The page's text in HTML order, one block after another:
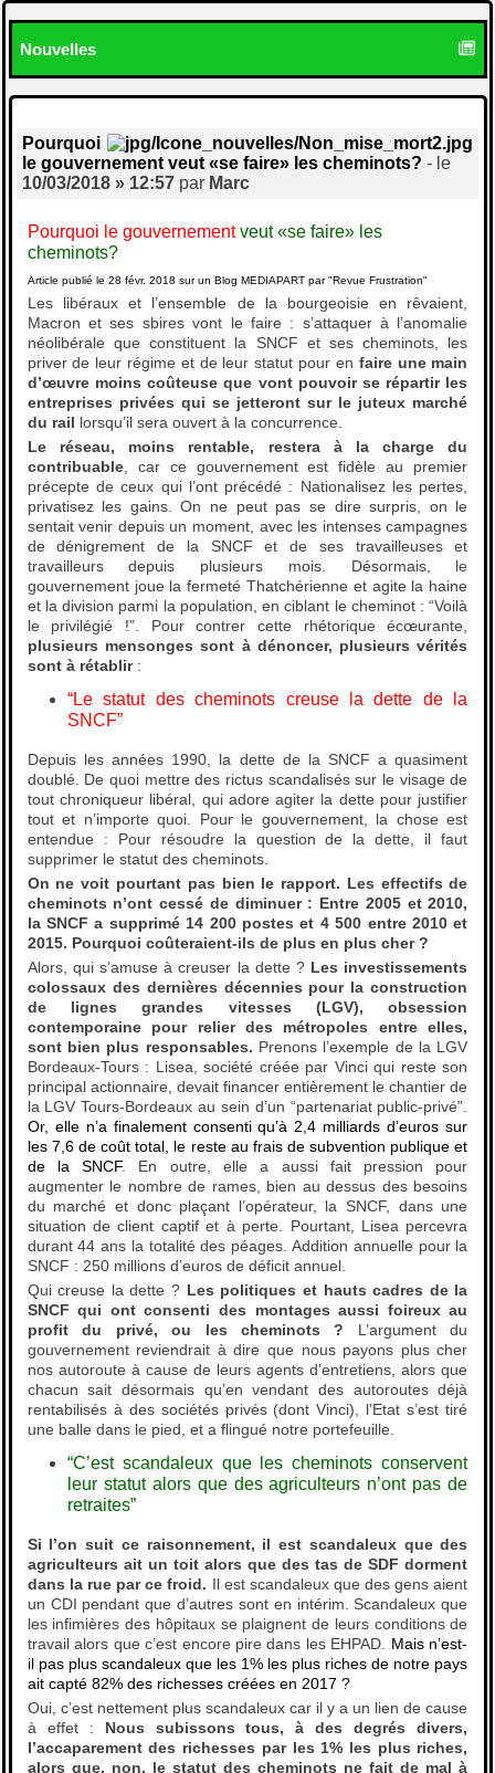
Nouvelles
Pourquoi
le gouvernement veut «se faire» les cheminots? - le
10/03/2018 » 12:57par Marc
Pourquoi le gouvernementveut «se faire» les
cheminots?
Article publié le 28 févr. 2018 sur un Blog MEDIAPART par "Revue Frustration"
Les libéraux et l’ensemble de la bourgeoisie en rêvaient,
Macron et ses sbires vont le faire : s’attaquer à l’anomalie
néolibérale que constituent la SNCF et ses cheminots, les
priver de leur régime et de leur statut pour en faire une main
d’œuvre moins coûteuse que vont pouvoir se répartir les
entreprises privées qui se jetteront sur le juteux marché
du rail lorsqu’il sera ouvert à la concurrence.
Le réseau, moins rentable, restera à la charge du
contribuable, car ce gouvernement est fidèle au premier
précepte de ceux qui l’ont précédé : Nationalisez les pertes,
privatisez les gains. On ne peut pas se dire surpris, on le
sentait venir depuis un moment, avec les intenses campagnes
de dénigrement de la SNCF et de ses travailleuses et
travailleurs depuis plusieurs mois. Désormais, le
gouvernement joue la fermeté Thatchérienne et agite la haine
et la division parmi la population, en ciblant le cheminot : “Voilà
le privilégié !”. Pour contrer cette rhétorique écœurante,
plusieurs mensonges sont à dénoncer, plusieurs vérités
sont à rétablir :
“Le statut des cheminots creuse la dette de la
SNCF”
Depuis les années 1990, la dette de la SNCF a quasiment
doublé. De quoi mettre des rictus scandalisés sur le visage de
tout chroniqueur libéral, qui adore agiter la dette pour justifier
tout et n’importe quoi. Pour le gouvernement, la chose est
entendue : Pour résoudre la question de la dette, il faut
supprimer le statut des cheminots.
On ne voit pourtant pas bien le rapport. Les effectifs de
cheminots n’ont cessé de diminuer : Entre 2005 et 2010,
la SNCF a supprimé 14 200 postes et 4 500 entre 2010 et
2015. Pourquoi coûteraient-ils de plus en plus cher ?
Alors, qui s’amuse à creuser la dette ? Les investissements
colossaux des dernières décennies pour la construction
de lignes grandes vitesses (LGV), obsession
contemporaine pour relier des métropoles entre elles,
sont bien plus responsables. Prenons l’exemple de la LGV
Bordeaux-Tours : Lisea, société créée par Vinci qui reste son
principal actionnaire, devait financer entièrement le chantier de
la LGV Tours-Bordeaux au sein d’un “partenariat public-privé”.
Or, elle n’a finalement consenti qu’à 2,4 milliards d’euros sur
les 7,6 de coût total, le reste au frais de subvention publique et
de la SNCF. En outre, elle a aussi fait pression pour
augmenter le nombre de rames, bien au dessus des besoins
du marché et donc plaçant l’opérateur, la SNCF, dans une
situation de client captif et à perte. Pourtant, Lisea percevra
durant 44 ans la totalité des péages. Addition annuelle pour la
SNCF : 250 millions d’euros de déficit annuel.
Qui creuse la dette ? Les politiques et hauts cadres de la
SNCF qui ont consenti des montages aussi foireux au
profit du privé, ou les cheminots ? L’argument du
gouvernement reviendrait à dire que nous payons plus cher
nos autoroute à cause de leurs agents d’entretiens, alors que
chacun sait désormais qu’en vendant des autoroutes déjà
rentabilisés à des sociétés privés (dont Vinci), l’Etat s’est tiré
une balle dans le pied, et a flingué notre portefeuille.
“C’est scandaleux que les cheminots conservent
leur statut alors que des agriculteurs n’ont pas de
retraites”
Si l’on suit ce raisonnement, il est scandaleux que des
agriculteurs ait un toit alors que des tas de SDF dorment
dans la rue par ce froid. Il est scandaleux que des gens aient
un CDI pendant que d’autres sont en intérim. Scandaleux que
les infimières des hôpitaux se plaignent de leurs conditions de
travail alors que c’est encore pire dans les EHPAD. Mais n’est-
il pas plus scandaleux que les 1% les plus riches de notre pays
ait capté 82% des richesses créées en 2017 ?
Oui, c’est nettement plus scandaleux car il y a un lien de cause
à effet : Nous subissons tous, à des degrés divers,
l’accaparement des richesses par les 1% les plus riches,
alors que, non, le statut des cheminots ne fait de mal à